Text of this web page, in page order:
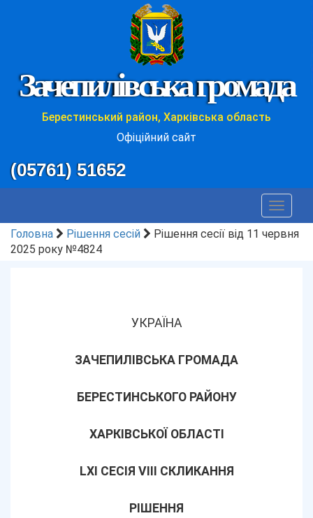
Зачепилівська громада
Берестинський район, Харківська область
Офіційний сайт
(05761) 51652
Toggle
Головна
Рішення сесій
Рішення сесії від 11 червня
2025 року №4824
УКРАЇНА
ЗАЧЕПИЛІВСЬКА ГРОМАДА
БЕРЕСТИНСЬКОГО РАЙОНУ
ХАРКІВСЬКОЇ ОБЛАСТІ
LХІ СЕСІЯ VIII СКЛИКАННЯ
РІШЕННЯ